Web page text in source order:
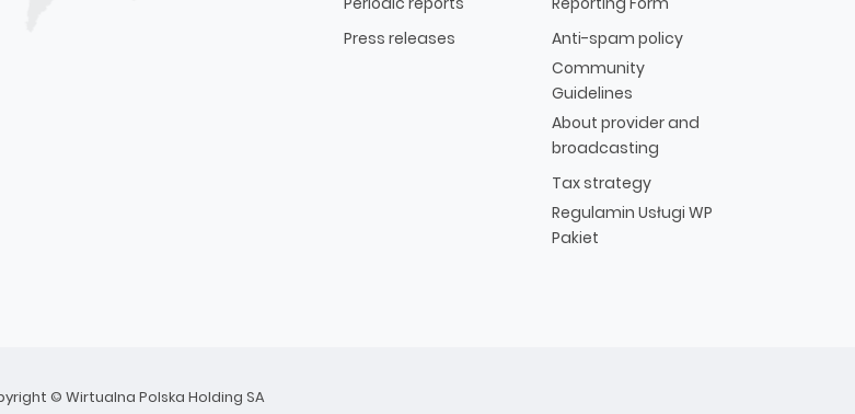
Press releases
Anti-spam policy
Community
Guidelines
About provider and
broadcasting
Tax strategy
Regulamin Usługi WP
Pakiet
© Wirtualna Polska Holding SA